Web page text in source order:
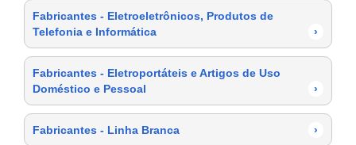
Fabricantes - Eletroeletrônicos, Produtos de
Telefonia e Informática
›
Fabricantes - Eletroportáteis e Artigos de Uso
Doméstico e Pessoal
›
Fabricantes - Linha Branca ›